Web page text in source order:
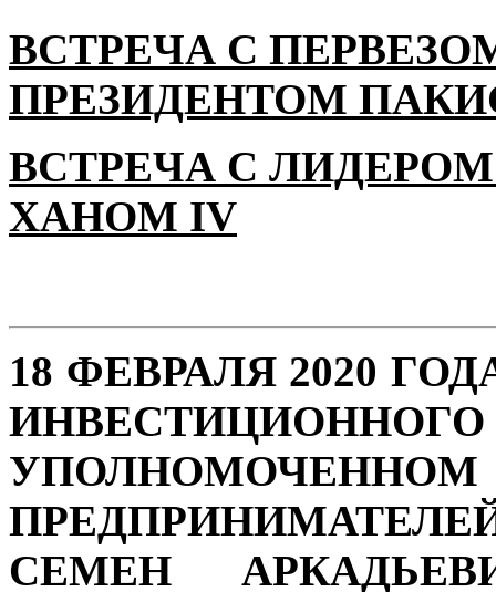
ВСТРЕЧА С
ПРЕЗИДЕНТОМ
ВСТРЕЧА С
ХАНОМ IV
18 ФЕВРАЛЯ 2020
СЕМЕН